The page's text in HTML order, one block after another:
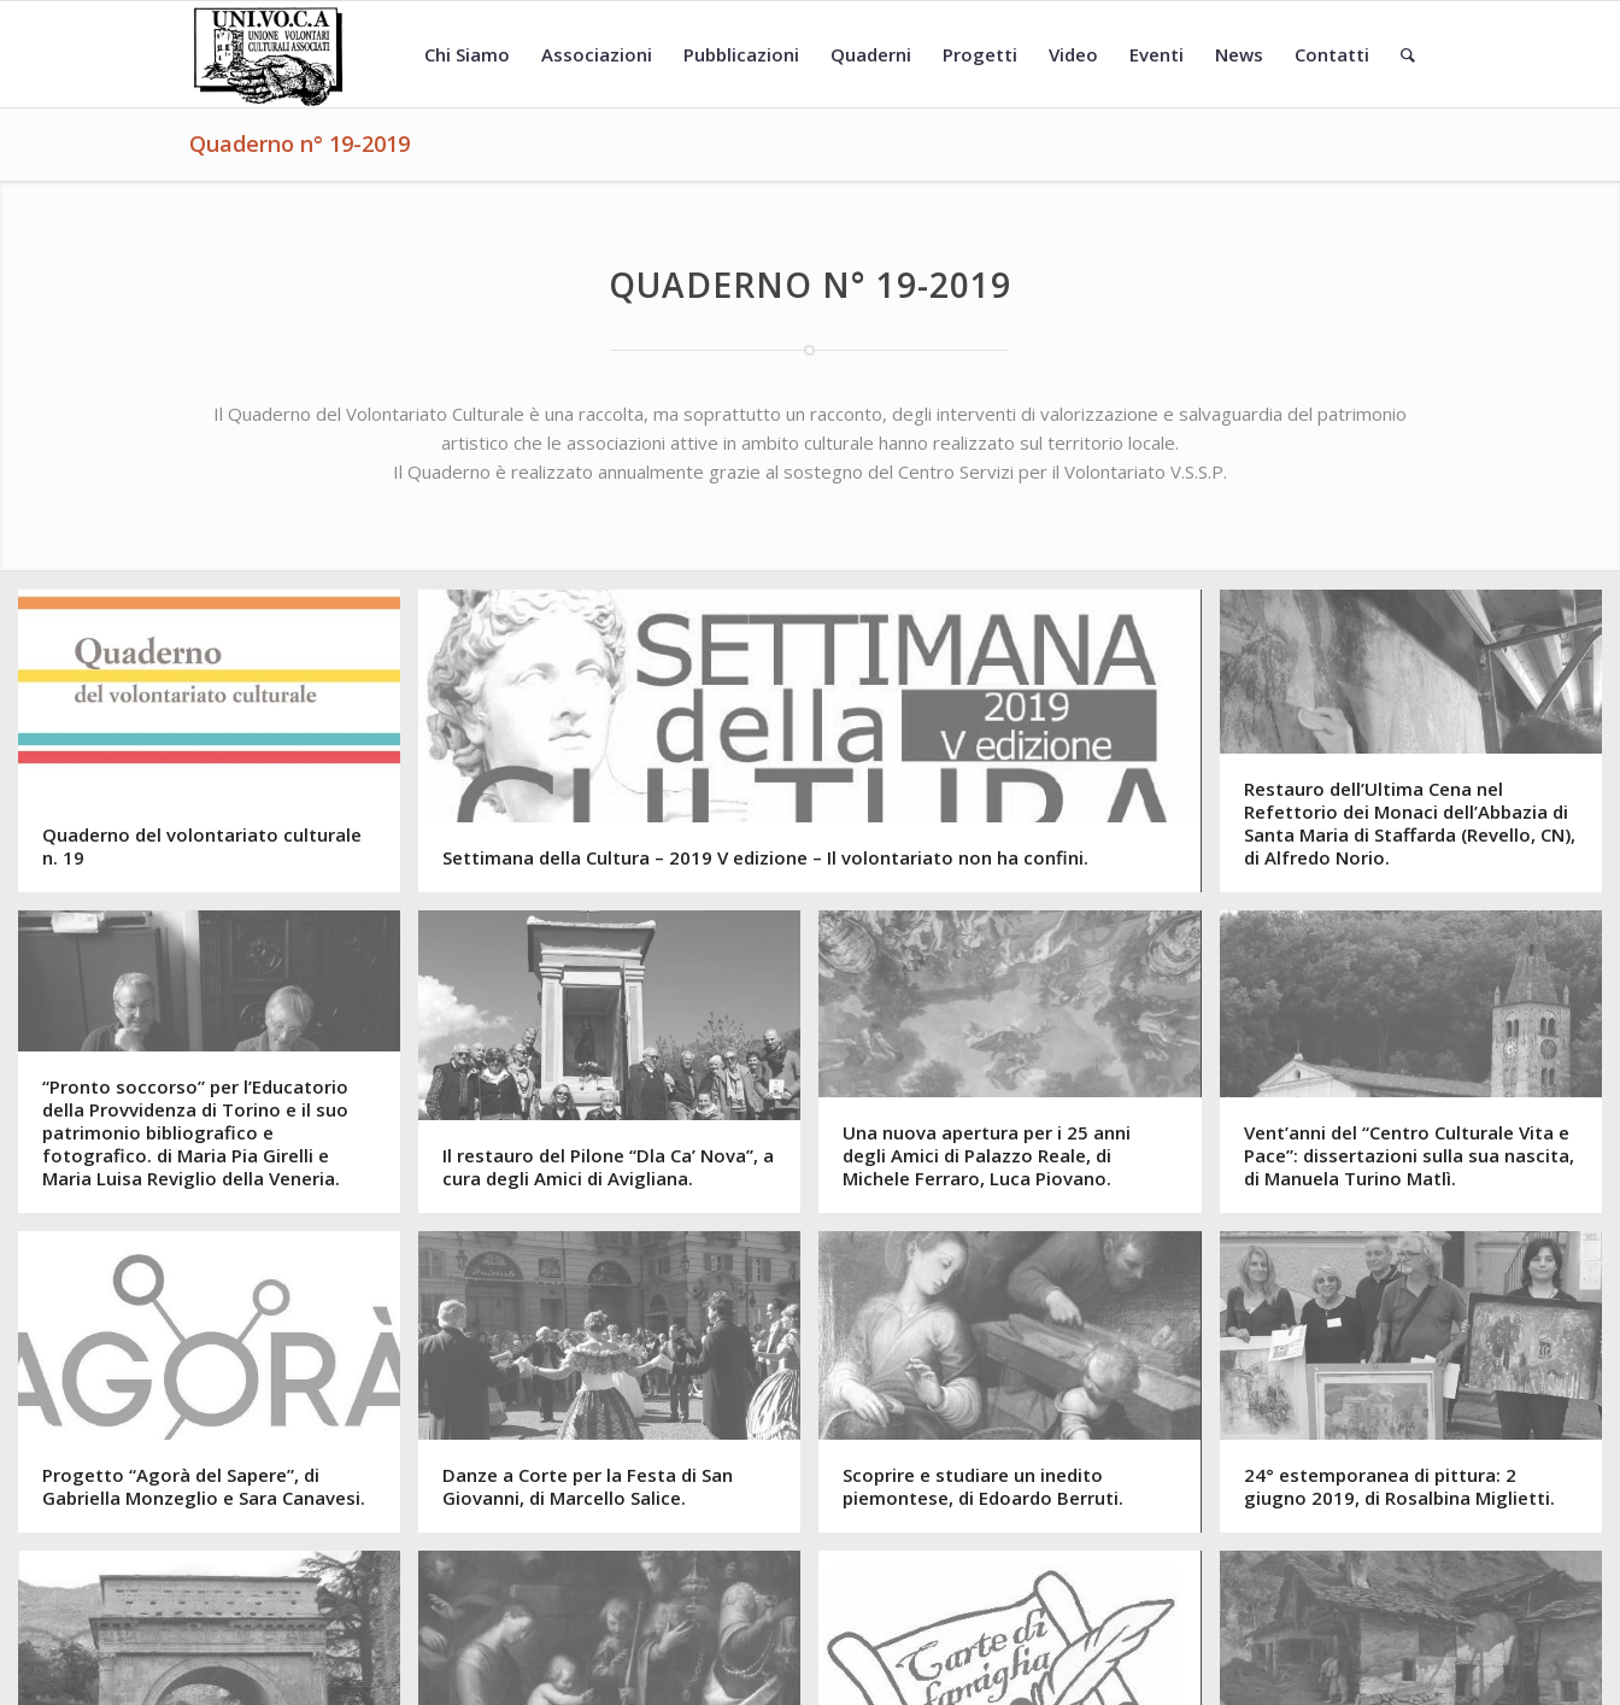
Chi Siamo Associazioni Pubblicazioni Quaderni Progetti Video Eventi News Contatti
Quaderno n° 19-2019
QUADERNO N° 19-2019
Il Quaderno del Volontariato Culturale è una raccolta, ma soprattutto un racconto, degli interventi di valorizzazione e salvaguardia del patrimonio
artistico che le associazioni attive in ambito culturale hanno realizzato sul territorio locale.
Il Quaderno è realizzato annualmente grazie al sostegno del Centro Servizi per il Volontariato V.S.S.P.
Quaderno del volontariato culturale
n. 19
Settimana della Cultura – 2019 V edizione – Il volontariato non ha confini.
Restauro dell’Ultima Cena nel
Refettorio dei Monaci dell’Abbazia di
Santa Maria di Staffarda (Revello, CN),
di Alfredo Norio.
“Pronto soccorso” per l’Educatorio
della Provvidenza di Torino e il suo
patrimonio bibliografico e
fotografico. di Maria Pia Girelli e
Maria Luisa Reviglio della Veneria.
Il restauro del Pilone “Dla Ca’ Nova”, a
cura degli Amici di Avigliana.
Una nuova apertura per i 25 anni
degli Amici di Palazzo Reale, di
Michele Ferraro, Luca Piovano.
Vent’anni del “Centro Culturale Vita e
Pace”: dissertazioni sulla sua nascita,
di Manuela Turino Matlì.
Progetto “Agorà del Sapere”, di
Gabriella Monzeglio e Sara Canavesi.
Danze a Corte per la Festa di San
Giovanni, di Marcello Salice.
Scoprire e studiare un inedito
piemontese, di Edoardo Berruti.
24° estemporanea di pittura: 2
giugno 2019, di Rosalbina Miglietti.